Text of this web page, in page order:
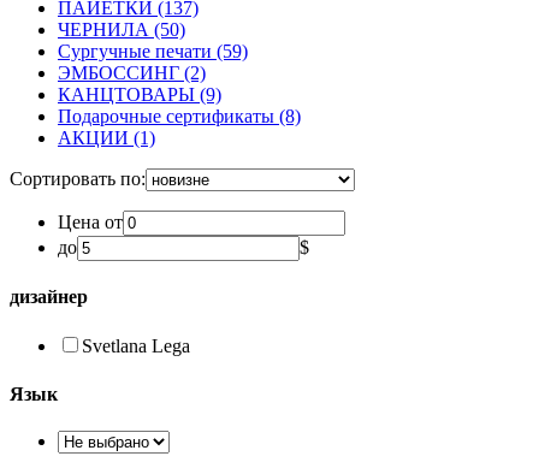
ПАЙЕТКИ (137)
ЧЕРНИЛА (50)
Сургучные печати (59)
ЭМБОССИНГ (2)
КАНЦТОВАРЫ (9)
Подарочные сертификаты (8)
АКЦИИ (1)
Сортировать по:
Цена от
до
$
дизайнер
Svetlana Lega
Язык